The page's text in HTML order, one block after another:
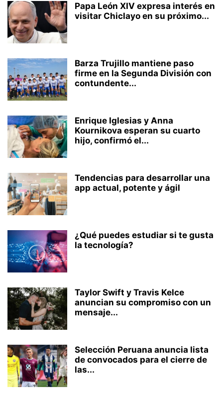
Papa León XIV expresa interés en
visitar Chiclayo en su próximo...
Barza Trujillo mantiene paso
firme en la Segunda División con
contundente...
Enrique Iglesias y Anna
Kournikova esperan su cuarto
hijo, confirmó el...
Tendencias para desarrollar una
app actual, potente y ágil
¿Qué puedes estudiar si te gusta
la tecnología?
Taylor Swift y Travis Kelce
anuncian su compromiso con un
mensaje...
Selección Peruana anuncia lista
de convocados para el cierre de
las...